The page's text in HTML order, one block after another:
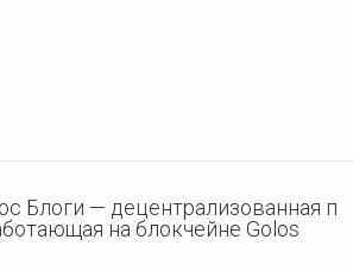
Блоги — децентрализованная п
на блокчейне Golos